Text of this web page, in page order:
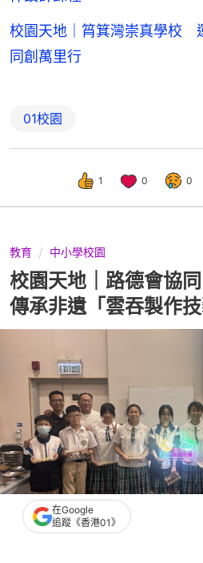
校園天地｜筲箕灣崇真學校
同創萬里行
01校園
1 0 0
教育 中小學校園
校園天地｜路德會協
傳承非遺「雲吞製作技
撰文：校園投稿
在Google
追蹤《香港01》